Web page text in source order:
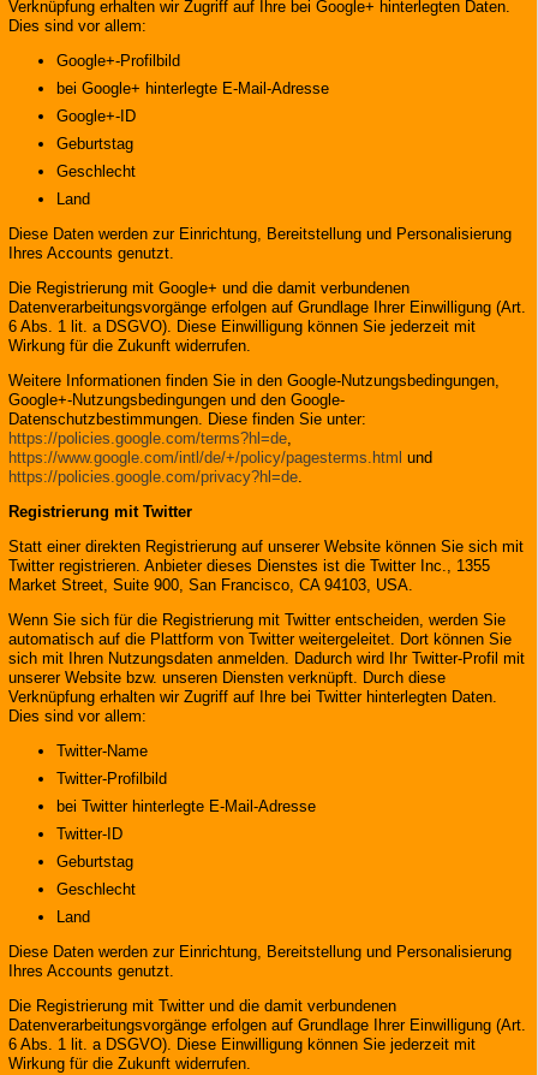
Verknüpfung erhalten wir Zugriff auf Ihre bei Google+ hinterlegten Daten.
Dies sind vor allem:
Google+-Profilbild
bei Google+ hinterlegte E-Mail-Adresse
Google+-ID
Geburtstag
Geschlecht
Land
Diese Daten werden zur Einrichtung, Bereitstellung und Personalisierung
Ihres Accounts genutzt.
Die Registrierung mit Google+ und die damit verbundenen
Datenverarbeitungsvorgänge erfolgen auf Grundlage Ihrer Einwilligung (Art.
6 Abs. 1 lit. a DSGVO). Diese Einwilligung können Sie jederzeit mit
Wirkung für die Zukunft widerrufen.
Weitere Informationen finden Sie in den Google-Nutzungsbedingungen,
Google+-Nutzungsbedingungen und den Google-
Datenschutzbestimmungen. Diese finden Sie unter:
https://policies.google.com/terms?hl=de,
https://www.google.com/intl/de/+/policy/pagesterms.html und
https://policies.google.com/privacy?hl=de.
Registrierung mit Twitter
Statt einer direkten Registrierung auf unserer Website können Sie sich mit
Twitter registrieren. Anbieter dieses Dienstes ist die Twitter Inc., 1355
Market Street, Suite 900, San Francisco, CA 94103, USA.
Wenn Sie sich für die Registrierung mit Twitter entscheiden, werden Sie
automatisch auf die Plattform von Twitter weitergeleitet. Dort können Sie
sich mit Ihren Nutzungsdaten anmelden. Dadurch wird Ihr Twitter-Profil mit
unserer Website bzw. unseren Diensten verknüpft. Durch diese
Verknüpfung erhalten wir Zugriff auf Ihre bei Twitter hinterlegten Daten.
Dies sind vor allem:
Twitter-Name
Twitter-Profilbild
bei Twitter hinterlegte E-Mail-Adresse
Twitter-ID
Geburtstag
Geschlecht
Land
Diese Daten werden zur Einrichtung, Bereitstellung und Personalisierung
Ihres Accounts genutzt.
Die Registrierung mit Twitter und die damit verbundenen
Datenverarbeitungsvorgänge erfolgen auf Grundlage Ihrer Einwilligung (Art.
6 Abs. 1 lit. a DSGVO). Diese Einwilligung können Sie jederzeit mit
Wirkung für die Zukunft widerrufen.